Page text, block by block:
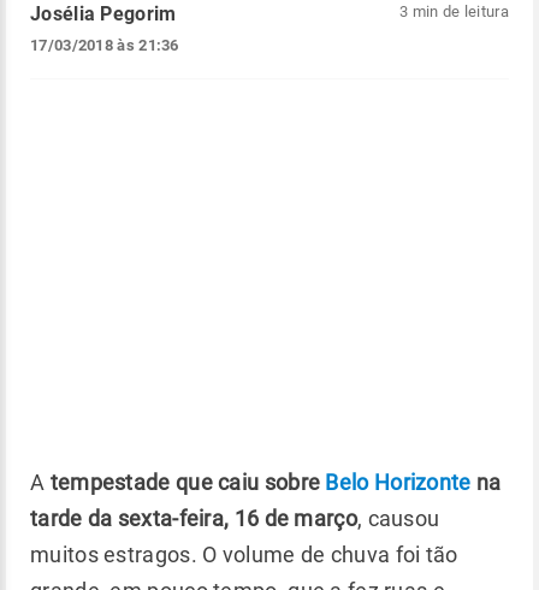
Josélia Pegorim
17/03/2018 às 21:36
3 min de leitura
A tempestade que caiu sobre Belo Horizonte na
tarde da sexta-feira, 16 de março, causou
muitos estragos. O volume de chuva foi tão